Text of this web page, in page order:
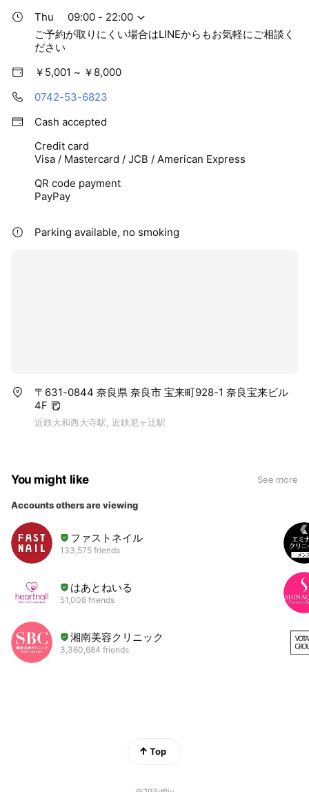
Thu
09:00 - 22:00
ご予約が取りにくい場合はLINEからもお気軽にご相談く
ださい
￥5,001 ~ ￥8,000
0742-53-6823
Cash accepted
Credit card
Visa / Mastercard / JCB / American Express
QR code payment
PayPay
Parking available, no smoking
〒631-0844 奈良県 奈良市 宝来町928-1 奈良宝来ビル
4F
近鉄大和西大寺駅, 近鉄尼ヶ辻駅
You might like See more
Accounts others are viewing
ファストネイル
133,575 friends
はあとねいる
51,008 friends
湘南美容クリニック
3,360,684 friends
Top